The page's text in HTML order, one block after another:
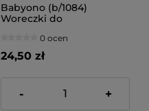
Babyono (b/1084)
Woreczki do
pokarmu 180 ml (30 szt)
0 ocen
24,50 zł
- +